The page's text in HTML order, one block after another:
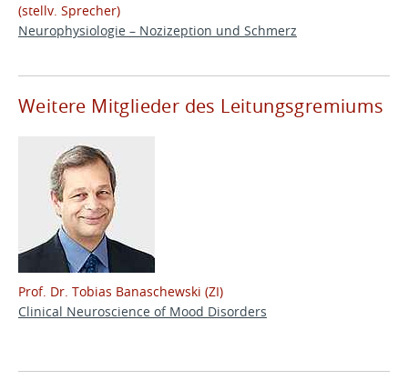
(stellv. Sprecher)
Neurophysiologie – Nozizeption und Schmerz
Weitere Mitglieder des Leitungsgremiums
Prof. Dr. Tobias Banaschewski (ZI)
Clinical Neuroscience of Mood Disorders